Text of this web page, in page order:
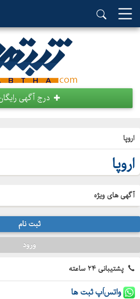
درج آگهی
اروپا
اروپا
آگهی های ویژه
ثبت نام
ورود
پشتیبانی ۲۴ ساعته
واتس‌اَپ ثبت ها